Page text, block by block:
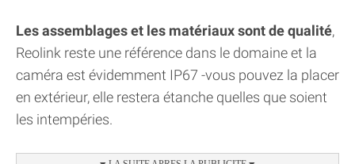
Les assemblages et les matériaux sont de qualité,
Reolink reste une référence dans le domaine et la
caméra est évidemment IP67 -vous pouvez la placer
en extérieur, elle restera étanche quelles que soient
les intempéries.